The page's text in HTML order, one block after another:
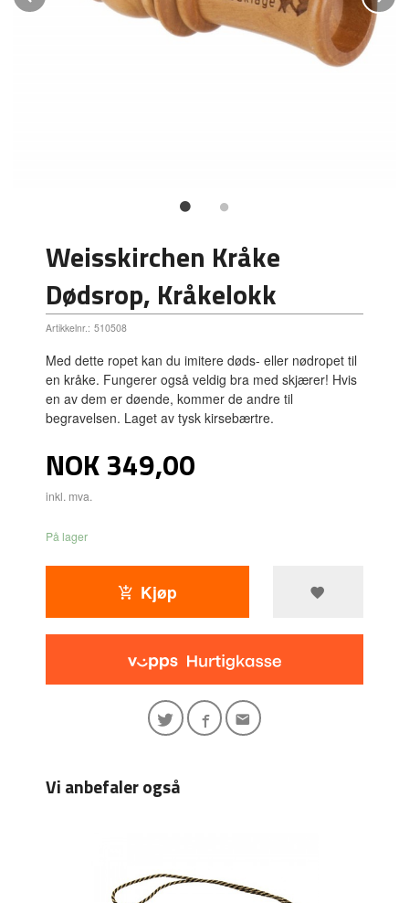
Weisskirchen Kråke
Dødsrop, Kråkelokk
Artikkelnr.: 510508
Med dette ropet kan du imitere døds- eller nødropet til
en kråke. Fungerer også veldig bra med skjærer! Hvis
en av dem er døende, kommer de andre til
begravelsen. Laget av tysk kirsebærtre.
Pris
NOK349,00
inkl. mva.
På lager
Kjøp
Vi anbefaler også